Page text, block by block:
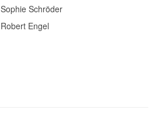
Sophie Schröder
Robert Engel